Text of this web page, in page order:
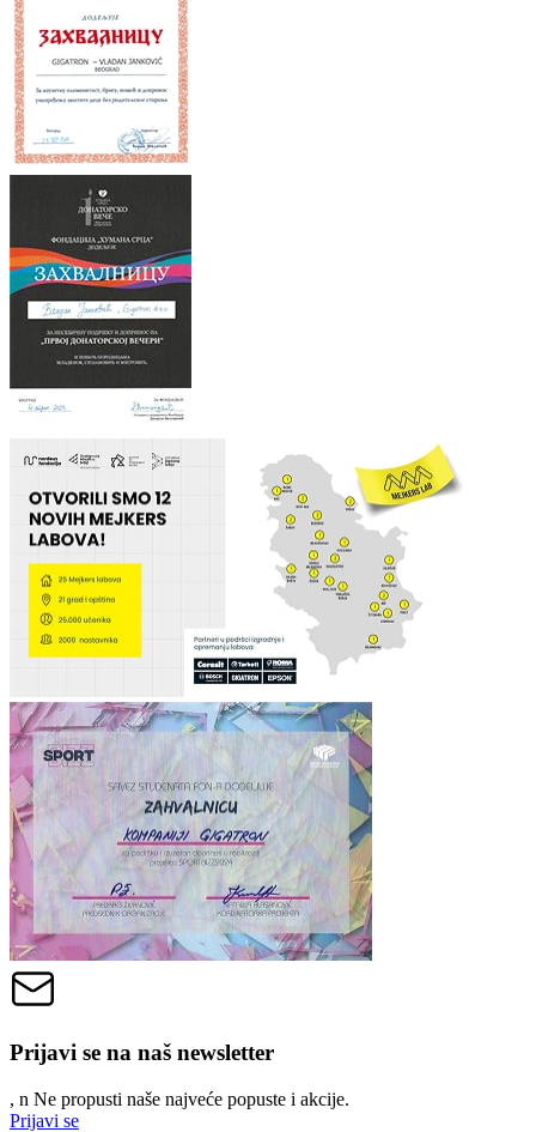
Prijavi se na naš newsletter
, n Ne propusti naše najveće popuste i akcije.
Prijavi se